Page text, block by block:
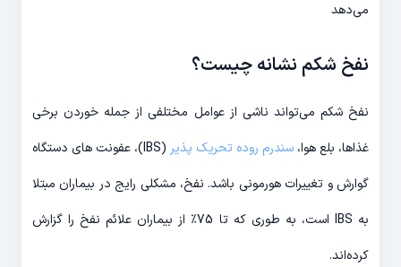
می‌دهد
نفخ شکم نشانه چیست؟
نفخ شکم می‌تواند ناشی از عوامل مختلفی از جمله خوردن برخی
غذاها، بلع هوا، سندرم روده تحریک پذیر
(IBS)، عفونت های دستگاه
گوارش و تغییرات هورمونی باشد. نفخ، مشکلی رایج در بیماران مبتلا
به IBS است، به طوری که تا 75٪ از بیماران علائم نفخ را گزارش
کرده‌اند.